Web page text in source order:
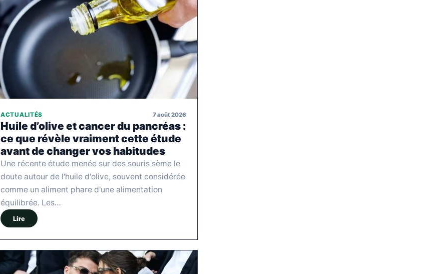
ACTUALITÉS 7 août 2026
Huile d’olive et cancer du pancréas :
ce que révèle vraiment cette étude
avant de changer vos habitudes
Une récente étude menée sur des souris sème le
doute autour de l'huile d'olive, souvent considérée
comme un aliment phare d'une alimentation
équilibrée. Les…
Lire